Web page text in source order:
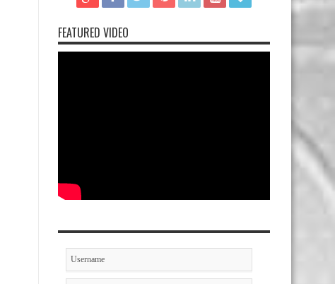
FEATURED VIDEO